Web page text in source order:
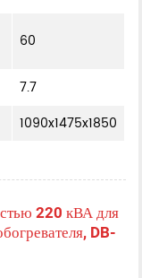
60
7.7
1090x1475x1850
220 кВА для
DB-